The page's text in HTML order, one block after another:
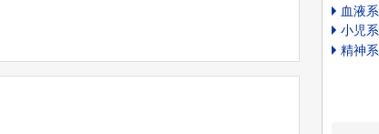
血液
小児
精神